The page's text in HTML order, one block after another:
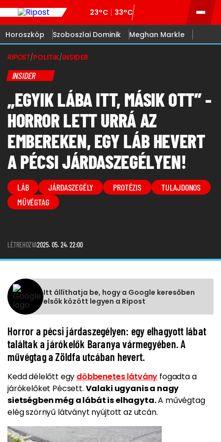
23°C 33°C
Horoszkóp Szoboszlai Dominik Meghan Markle
RIPOST/POLITIK/INSIDER
INSIDER
„EGYIK LÁBA ITT, MÁSIK OTT” -
HORROR LETT URRÁ AZ
EMBEREKEN, EGY LÁB HEVERT
A PÉCSI JÁRDASZEGÉLYEN!
LÁB JÁRDASZEGÉLY PROTÉZIS
TULAJDONOS
MŰVÉGTAG
LÉTREHOZVA2025. 05. 24. 22:00
Itt állíthatja be, hogy a Google keresőben
elsők között legyen a Ripost
Horror a pécsi járdaszegélyen: egy elhagyott lábat
találtak a járókelők Baranya vármegyében. A
művégtag a Zöldfa utcában hevert.
Kedd délelőtt egy döbbenetes látvány fogadta a
járókelőket Pécsett. Valaki ugyanis a nagy
sietségben még a lábát is elhagyta.A művégtag
elég szörnyű látványt nyújtott az utcán.